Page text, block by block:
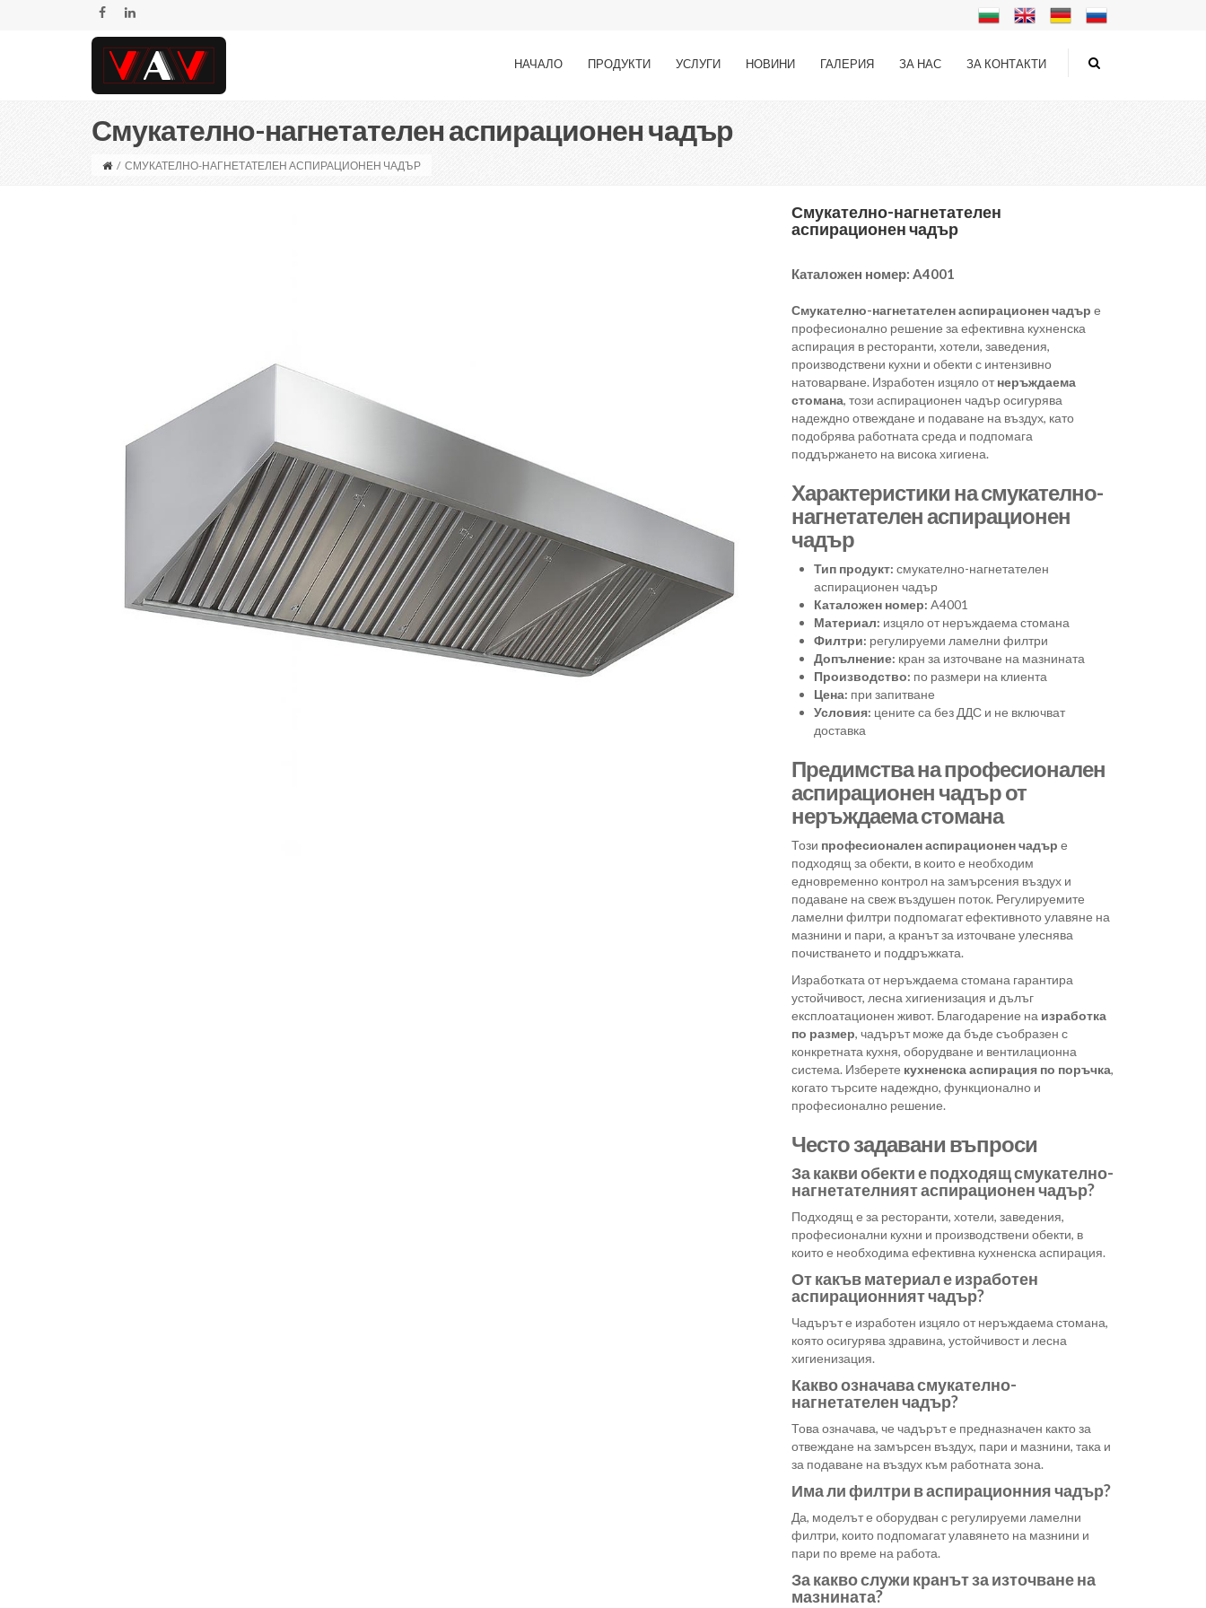
НАЧАЛО ПРОДУКТИ УСЛУГИ НОВИНИ ГАЛЕРИЯ ЗА НАС ЗА КОНТАКТИ
Смукателно-нагнетателен аспирационен чадър
/ СМУКАТЕЛНО-НАГНЕТАТЕЛЕН АСПИРАЦИОНЕН ЧАДЪР
Смукателно-нагнетателен
аспирационен чадър
Каталожен номер: A4001
Смукателно-нагнетателен аспирационен чадър е
професионално решение за ефективна кухненска
аспирация в ресторанти, хотели, заведения,
производствени кухни и обекти с интензивно
натоварване. Изработен изцяло отнеръждаема
стомана, този аспирационен чадър осигурява
надеждно отвеждане и подаване на въздух, като
подобрява работната среда и подпомага
поддържането на висока хигиена.
Характеристики на смукателно-
нагнетателен аспирационен
чадър
Тип продукт: смукателно-нагнетателен
аспирационен чадър
Каталожен номер: A4001
Материал: изцяло от неръждаема стомана
Филтри: регулируеми ламелни филтри
Допълнение: кран за източване на мазнината
Производство: по размери на клиента
Цена: при запитване
Условия: цените са без ДДС и не включват
доставка
Предимства на професионален
аспирационен чадър от
неръждаема стомана
Този професионален аспирационен чадър е
подходящ за обекти, в които е необходим
едновременно контрол на замърсения въздух и
подаване на свеж въздушен поток. Регулируемите
ламелни филтри подпомагат ефективното улавяне на
мазнини и пари, а кранът за източване улеснява
почистването и поддръжката.
Изработката от неръждаема стомана гарантира
устойчивост, лесна хигиенизация и дълъг
експлоатационен живот. Благодарение на изработка
по размер, чадърът може да бъде съобразен с
конкретната кухня, оборудване и вентилационна
система. Изберете кухненска аспирация по поръчка,
когато търсите надеждно, функционално и
професионално решение.
Често задавани въпроси
За какви обекти е подходящ смукателно-
нагнетателният аспирационен чадър?
Подходящ е за ресторанти, хотели, заведения,
професионални кухни и производствени обекти, в
които е необходима ефективна кухненска аспирация.
От какъв материал е изработен
аспирационният чадър?
Чадърът е изработен изцяло от неръждаема стомана,
която осигурява здравина, устойчивост и лесна
хигиенизация.
Какво означава смукателно-
нагнетателен чадър?
Това означава, че чадърът е предназначен както за
отвеждане на замърсен въздух, пари и мазнини, така и
за подаване на въздух към работната зона.
Има ли филтри в аспирационния чадър?
Да, моделът е оборудван с регулируеми ламелни
филтри, които подпомагат улавянето на мазнини и
пари по време на работа.
За какво служи кранът за източване на
мазнината?